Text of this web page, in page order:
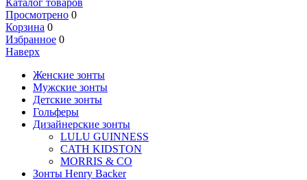
Каталог товаров
Просмотрено 0
Корзина 0
Избранное 0
Наверх
Женские зонты
Мужские зонты
Детские зонты
Гольферы
Дизайнерские зонты
LULU GUINNESS
CATH KIDSTON
MORRIS & CO
Зонты Henry Backer